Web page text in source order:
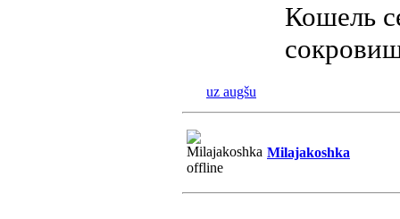
Кошель
uz augšu
Milajakoshka